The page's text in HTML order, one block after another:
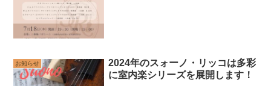
お知らせ
2024年のスォーノ・リッコは多彩
に室内楽シリーズを展開します！